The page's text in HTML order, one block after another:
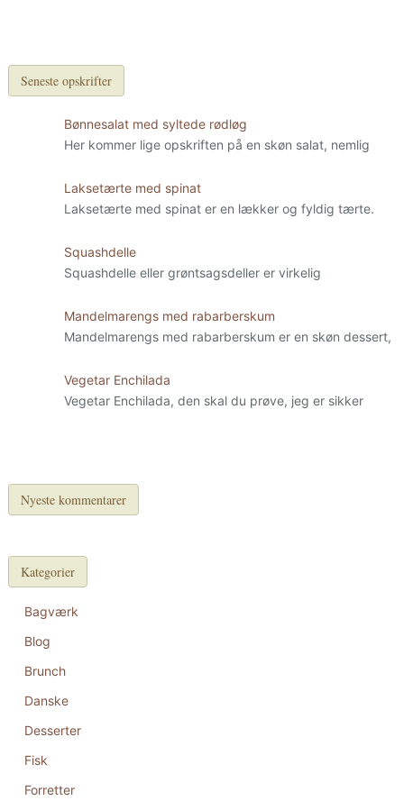
Seneste opskrifter
Bønnesalat med syltede rødløg
Her kommer lige opskriften på en skøn salat, nemlig
Laksetærte med spinat
Laksetærte med spinat er en lækker og fyldig tærte.
Squashdelle
Squashdelle eller grøntsagsdeller er virkelig
Mandelmarengs med rabarberskum
Mandelmarengs med rabarberskum er en skøn dessert,
Vegetar Enchilada
Vegetar Enchilada, den skal du prøve, jeg er sikker
Nyeste kommentarer
Kategorier
Bagværk
Blog
Brunch
Danske
Desserter
Fisk
Forretter